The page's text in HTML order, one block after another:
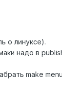
о линуксе).
надо в
make